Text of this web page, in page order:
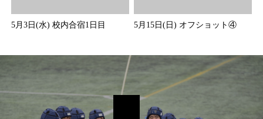
5月3日(水) 校内合宿1日目 5月15日(日) オフショット④